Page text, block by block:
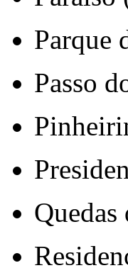
Parque
Passo